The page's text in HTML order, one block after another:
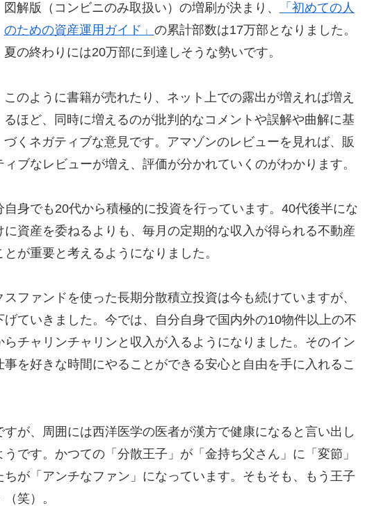
図解版（コンビニのみ取扱い）の増刷が決まり、
「初めての人
のための資産運用ガイド」 の累計部数は17万部となりました。
夏の終わりには20万部に到達しそうな勢いです。
このように書籍が売れたり、ネット上での露出が増えれば増え
るほど、同時に増えるのが批判的なコメントや誤解や曲解に基
づくネガティブな意見です。アマゾンのレビューを見れば、販
ブなレビューが増え、評価が分かれていくのがわかります。
身でも20代から積極的に投資を行っています。40代後半にな
資産を委ねるよりも、毎月の定期的な収入が得られる不動産
が重要と考えるようになりました。
ファンドを使った長期分散積立投資は今も続けていますが、
ていきました。今では、自分自身で国内外の10物件以上の不
チャリンチャリンと収入が入るようになりました。そのイン
を好きな時間にやることができる安心と自由を手に入れるこ
が、周囲には西洋医学の医者が漢方で健康になると言い出し
です。かつての「分散王子」が「金持ち父さん」に「変節」
ちが「アンチなファン」になっています。そもそも、もう王子
笑）。